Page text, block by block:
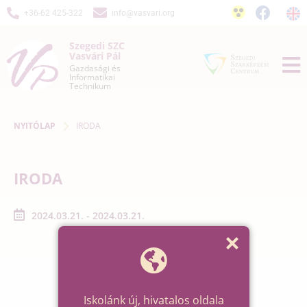
+36-62 425-322 info@vasvari.org
Szegedi SZC
Vasvári Pál
Gazdasági és
Informatikai
Technikum
NYITÓLAP IRODA
IRODA
2024.03.21. - 2024.03.21.
Iskolánk új, hivatalos oldala